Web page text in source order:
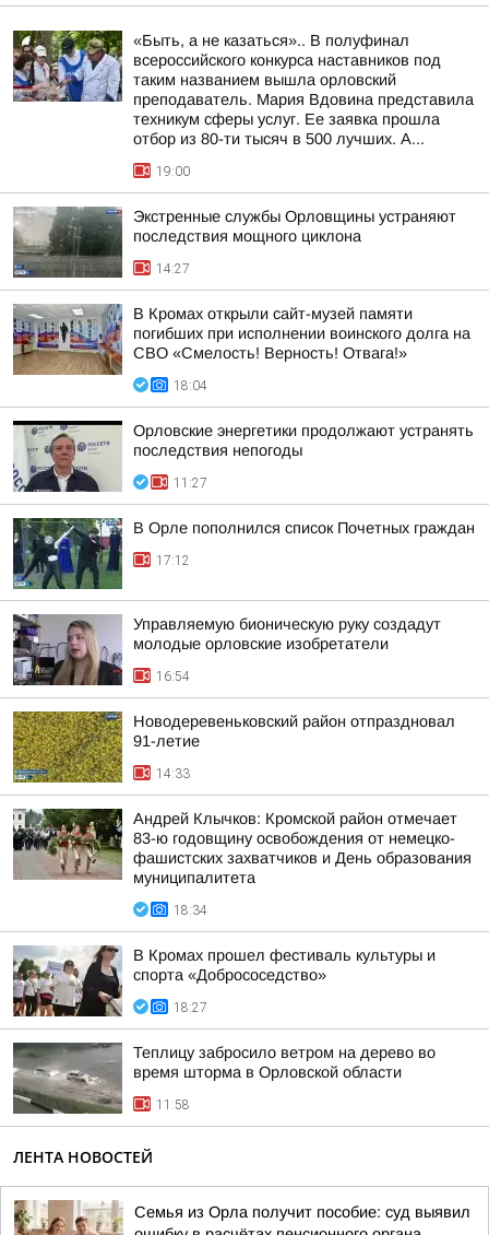
«Быть, а не казаться».. В полуфинал
всероссийского конкурса наставников под
таким названием вышла орловский
преподаватель. Мария Вдовина представила
техникум сферы услуг. Ее заявка прошла
отбор из 80-ти тысяч в 500 лучших. А...
19:00
Экстренные службы Орловщины устраняют
последствия мощного циклона
14:27
В Кромах открыли сайт-музей памяти
погибших при исполнении воинского долга на
СВО «Смелость! Верность! Отвага!»
18:04
Орловские энергетики продолжают устранять
последствия непогоды
11:27
В Орле пополнился список Почетных граждан
17:12
Управляемую бионическую руку создадут
молодые орловские изобретатели
16:54
Новодеревеньковский район отпраздновал
91-летие
14:33
Андрей Клычков: Кромской район отмечает
83-ю годовщину освобождения от немецко-
фашистских захватчиков и День образования
муниципалитета
18:34
В Кромах прошел фестиваль культуры и
спорта «Добрососедство»
18:27
Теплицу забросило ветром на дерево во
время шторма в Орловской области
11:58
ЛЕНТА НОВОСТЕЙ
Семья из Орла получит пособие: суд выявил